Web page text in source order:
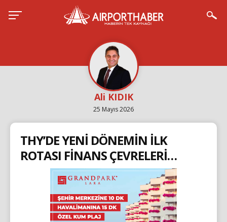
Ali KIDIK
25 Mayıs 2026
THY’DE YENİ DÖNEMİN İLK
ROTASI FİNANS ÇEVRELERİ…